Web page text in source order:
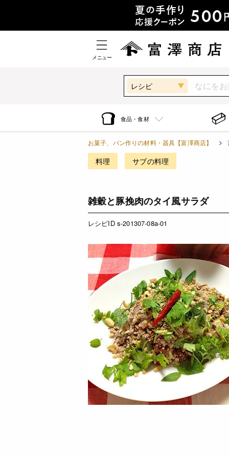
メニュー
レシピ
食品・食材
お菓子、パン作りの材料・器具【富澤商店】
料理 サブの料理
雑穀と豚挽肉のタイ風サラダ
レシピID s-201307-08a-01